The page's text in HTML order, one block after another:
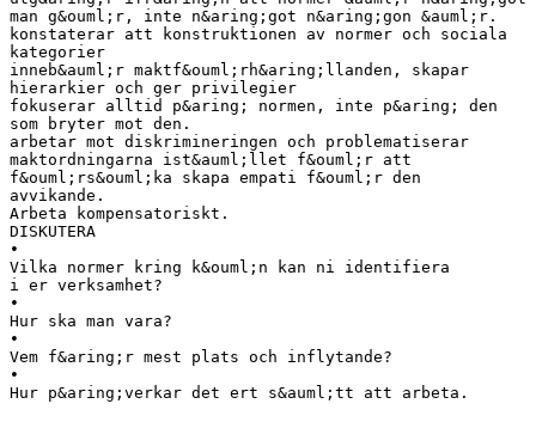
man g&ouml;r, inte n&aring;got n&aring;gon &auml;r.
konstaterar att konstruktionen av normer och sociala
kategorier
inneb&auml;r maktf&ouml;rh&aring;llanden, skapar
hierarkier och ger privilegier
fokuserar alltid p&aring; normen, inte p&aring; den
som bryter mot den.
arbetar mot diskrimineringen och problematiserar
maktordningarna ist&auml;llet f&ouml;r att
f&ouml;rs&ouml;ka skapa empati f&ouml;r den
avvikande.
Arbeta kompensatoriskt.
DISKUTERA
•
Vilka normer kring k&ouml;n kan ni identifiera
i er verksamhet?
•
Hur ska man vara?
•
Vem f&aring;r mest plats och inflytande?
•